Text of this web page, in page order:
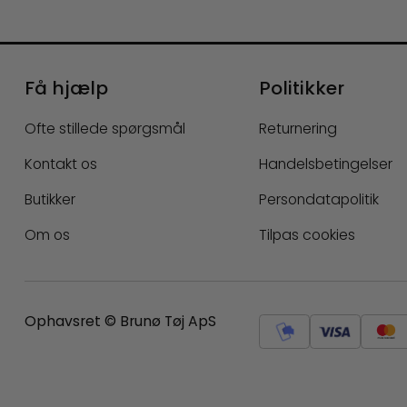
Få hjælp
Ofte stillede spørgsmål
Kontakt os
Butikker
Om os
Politikker
Returnering
Handelsbetingelser
Persondatapolitik
Tilpas cookies
Ophavsret © Brunø Tøj ApS